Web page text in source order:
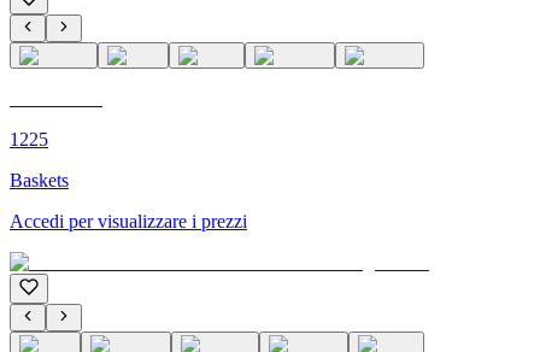
1225
Baskets
Accedi per visualizzare i prezzi